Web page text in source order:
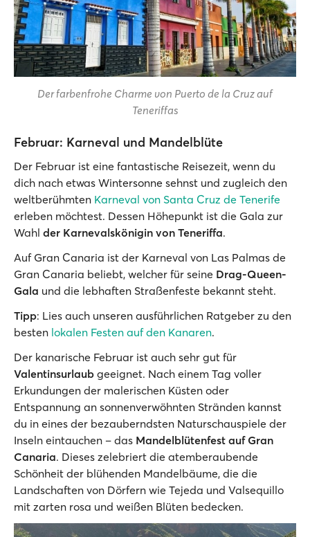
Der farbenfrohe Charme von Puerto de la Cruz auf
Teneriffas
Februar: Karneval und Mandelblüte
Der Februar ist eine fantastische Reisezeit, wenn du
dich nach etwas Wintersonne sehnst und zugleich den
weltberühmten Karneval von Santa Cruz de Tenerife
erleben möchtest. Dessen Höhepunkt ist die Gala zur
Wahl der Karnevalskönigin von Teneriffa.
Auf Gran Canaria ist der Karneval von Las Palmas de
Gran Canaria beliebt, welcher für seine Drag-Queen-
Gala und die lebhaften Straßenfeste bekannt steht.
Tipp: Lies auch unseren ausführlichen Ratgeber zu den
besten lokalen Festen auf den Kanaren.
Der kanarische Februar ist auch sehr gut für
Valentinsurlaub geeignet. Nach einem Tag voller
Erkundungen der malerischen Küsten oder
Entspannung an sonnenverwöhnten Stränden kannst
du in eines der bezauberndsten Naturschauspiele der
Inseln eintauchen – das Mandelblütenfest auf Gran
Canaria. Dieses zelebriert die atemberaubende
Schönheit der blühenden Mandelbäume, die die
Landschaften von Dörfern wie Tejeda und Valsequillo
mit zarten rosa und weißen Blüten bedecken.